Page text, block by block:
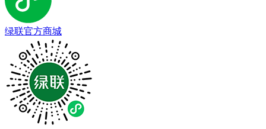
绿联官方商城